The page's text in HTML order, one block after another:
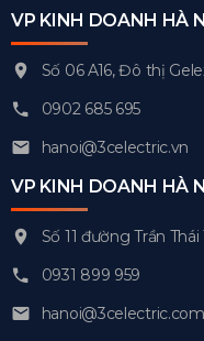
VP KINH DOANH HÀ
Số 06 A16, Đô thị
0902 685 695
hanoi@3celectric.vn
VP KINH DOANH HÀ
Số 11 đường Trần
0931 899 959
hanoi@3celectric.com